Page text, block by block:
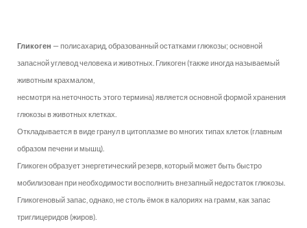
Гликоген — полисахарид, образованный остатками глюкозы; основной
запасной углевод человека и животных. Гликоген (также иногда называемый
животным крахмалом,
несмотря на неточность этого термина) является основной формой хранения
глюкозы в животных клетках.
Откладывается в виде гранул в цитоплазме во многих типах клеток (главным
образом печени и мышц).
Гликоген образует энергетический резерв, который может быть быстро
мобилизован при необходимости восполнить внезапный недостаток глюкозы.
Гликогеновый запас, однако, не столь ёмок в калориях на грамм, как запас
триглицеридов (жиров).